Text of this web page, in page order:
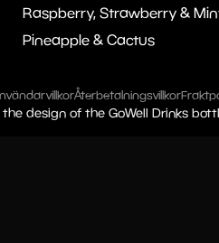
Raspberry, Strawberry &
Pineapple & Cactus
Återbetalningsvillkor
design of the GoWell Drinks